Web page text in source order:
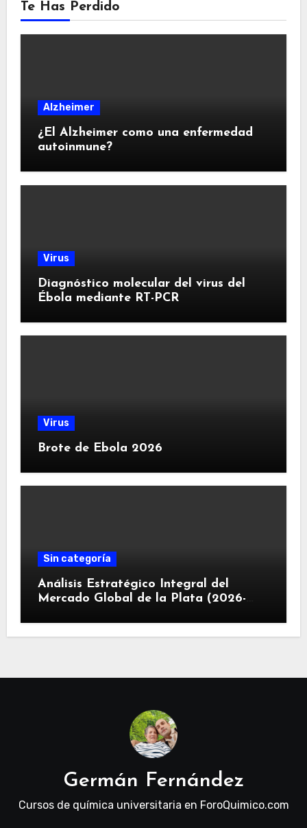
Te Has Perdido
Alzheimer
¿El Alzheimer como una enfermedad
autoinmune?
Virus
Diagnóstico molecular del virus del
Ébola mediante RT-PCR
Virus
Brote de Ebola 2026
Sin categoría
Análisis Estratégico Integral del
Mercado Global de la Plata (2026-
Estructural, Revolución Industrial
Germán Fernández
Cursos de química universitaria en ForoQuimico.com